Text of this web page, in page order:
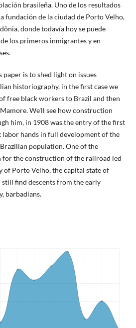
brasileña. Uno de los resultados
fundación de la ciudad de Porto Velho,
donde todavía hoy se puede
los primeros inmigrantes y en
is to shed light on issues
historiography, in the first case we
free black workers to Bra­zil and then
We’ll see how construction
him, in 1908 was the entry of the first
hands in full development of the
population. One of the
the construction of the railroad led
of Porto Velho, the capital state of
still find descents from the early
barbadians.